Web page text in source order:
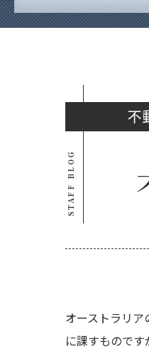
不
STAFF BLOG
オーストラリ
に課すもので